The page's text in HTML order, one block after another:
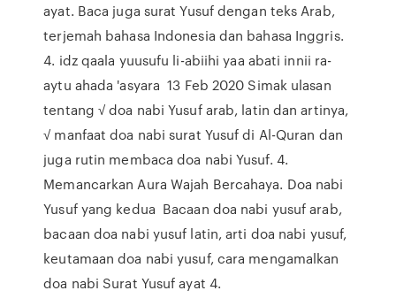
ayat. Baca juga surat Yusuf dengan teks Arab,
terjemah bahasa Indonesia dan bahasa Inggris.
4. idz qaala yuusufu li-abiihi yaa abati innii ra-
aytu ahada 'asyara 13 Feb 2020 Simak ulasan
tentang √ doa nabi Yusuf arab, latin dan artinya,
√ manfaat doa nabi surat Yusuf di Al-Quran dan
juga rutin membaca doa nabi Yusuf. 4.
Memancarkan Aura Wajah Bercahaya. Doa nabi
Yusuf yang kedua Bacaan doa nabi yusuf arab,
bacaan doa nabi yusuf latin, arti doa nabi yusuf,
keutamaan doa nabi yusuf, cara mengamalkan
doa nabi Surat Yusuf ayat 4.